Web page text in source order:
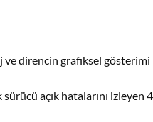
direncin grafiksel gösterimi
açık hatalarını izleyen 4